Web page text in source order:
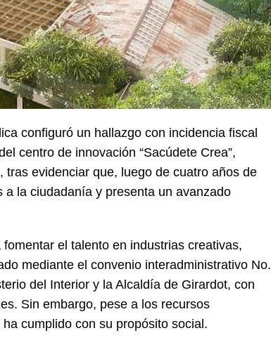
configuró un hallazgo con incidencia fiscal
centro de innovación “Sacúdete Crea”,
evidenciar que, luego de cuatro años de
la ciudadanía y presenta un avanzado
el talento en industrias creativas,
mediante el convenio interadministrativo No.
del Interior y la Alcaldía de Girardot, con
Sin embargo, pese a los recursos
cumplido con su propósito social.